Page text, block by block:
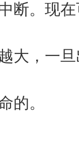
断。现
大，一
的。